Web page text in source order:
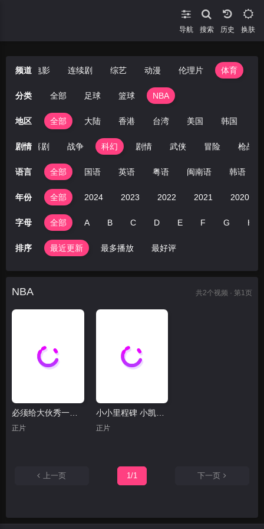
导航 搜索 换肤
频道
剧 电影 连续剧 综艺 动漫 伦理片 体育
分类 全部 足球 篮球 NBA
地区 全部 大陆 香港 台湾 美国 韩国
剧情 喜剧 战争 科幻 剧情 武侠 冒险 枪战
语言 全部 国语 英语 粤语 闽南语 韩语
年份 全部 2024 2023 2022 2021 2020
字母 全部 A B C D E F G H
排序 最近更新 最多播放 最好评
NBA 共2个视频 · 第1页
必须给大伙秀一个 小西蒙斯空接暴扣引爆全场
正片
小小里程碑 小凯文-波特生涯个人总得分突破2000大关
正片
上一页 1/1 下一页